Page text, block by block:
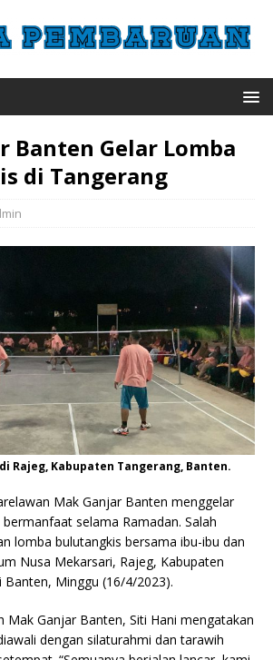
Banten Gelar Lomba
di Tangerang
Rajeg, Kabupaten Tangerang, Banten.
Mak Ganjar Banten menggelar
selama Ramadan. Salah
lomba bulutangkis bersama ibu-ibu dan
Nusa Mekarsari, Rajeg, Kabupaten
Banten, Minggu (16/4/2023).
Mak Ganjar Banten, Siti Hani mengatakan
dengan silaturahmi dan tarawih